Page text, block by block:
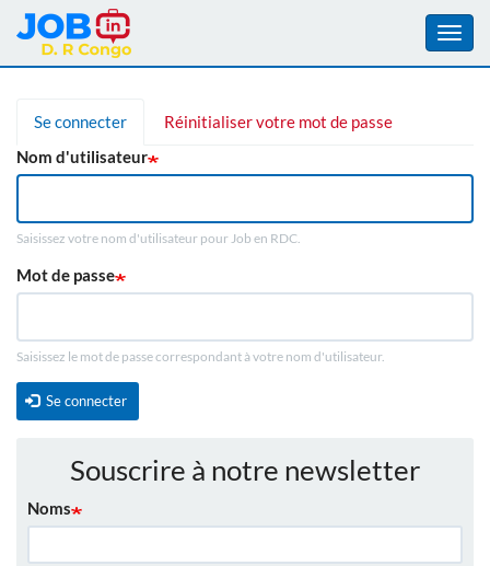
principal
Primary
tabs
Se connecter (ongletRéinitialiser votre mot de passe
Nom d'utilisateur
Saisissez votre nom d'utilisateur pour Job en RDC.
Mot de passe
Saisissez le mot de passe correspondant à votre nom d'utilisateur.
Se connecter
Souscrire à notre newsletter
Noms